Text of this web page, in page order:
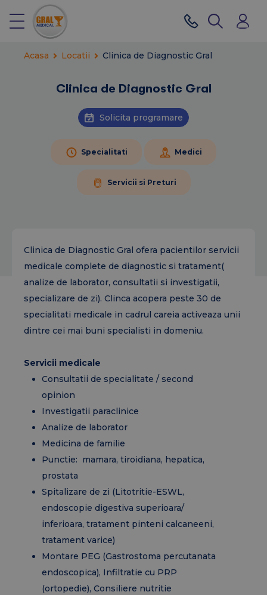
Acasa Locatii Clinica de Diagnostic Gral
Clinica de Diagnostic Gral
Solicita programare
Specialitati Medici
Servicii si Preturi
Clinica de Diagnostic Gral ofera pacientilor servicii
medicale complete de diagnostic si tratament(
analize de laborator, consultatii si investigatii,
specializare de zi). Clinca acopera peste 30 de
specialitati medicale in cadrul careia activeaza unii
dintre cei mai buni specialisti in domeniu.
Servicii medicale
Consultatii de specialitate / second
opinion
Investigatii paraclinice
Analize de laborator
Medicina de familie
Punctie: mamara, tiroidiana, hepatica,
prostata
Spitalizare de zi (Litotritie-ESWL,
endoscopie digestiva superioara/
inferioara, tratament pinteni calcaneeni,
tratament varice)
Montare PEG (Gastrostoma percutanata
endoscopica), Infiltratie cu PRP
(ortopedie), Consiliere nutritie